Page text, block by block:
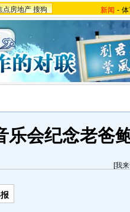
点房地产 搜狗 新闻 -
乐会纪念老爸
[我